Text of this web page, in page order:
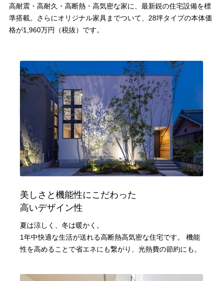
高耐震・高耐久・高断熱・高気密な家に、最新鋭の住宅設備を標
準搭載。 さらにオリジナル家具までついて、28坪タイプの本体価
格が1,960万円（税抜）です。
美しさと機能性にこだわった
高いデザイン性
夏は涼しく、冬は暖かく。
1年中快適な生活が送れる高断熱高気密な住宅です。
機能
性を高めることで省エネにも繋がり、光熱費の節約にも。